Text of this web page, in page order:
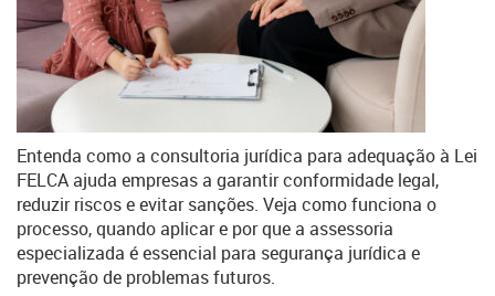
Entenda como a consultoria jurídica para adequação à Lei
FELCA ajuda empresas a garantir conformidade legal,
reduzir riscos e evitar sanções. Veja como funciona o
processo, quando aplicar e por que a assessoria
especializada é essencial para segurança jurídica e
prevenção de problemas futuros.